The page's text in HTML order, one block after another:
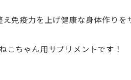
免疫力を上げ健康な身体作りを
ちゃん用サプリメントです！